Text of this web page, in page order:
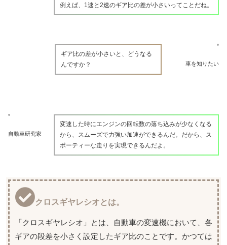
例えば、1速と2速のギア比の差が小さいってことだね。
車を知りたい
ギア比の差が小さいと、どうなる
んですか？
自動車研究家
変速した時にエンジンの回転数の落ち込みが少なくなる
から、スムーズで力強い加速ができるんだ。だから、ス
ポーティーな走りを実現できるんだよ。
クロスギヤレシオとは。
「クロスギヤレシオ」とは、自動車の変速機において、各
ギアの段差を小さく設定したギア比のことです。かつては